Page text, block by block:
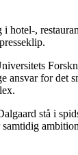
hotel-,
ansvar for det
stå i